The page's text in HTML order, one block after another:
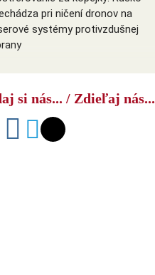
pri ničení dronov na
systémy protivzdušnej
si nás... / Zdieľaj nás...